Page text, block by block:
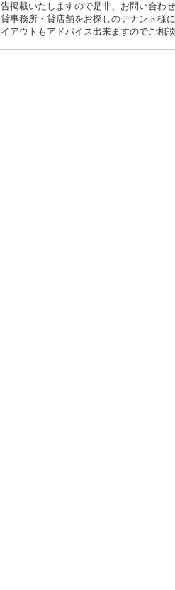
告掲載いたしますので是非、お問い合わ
貸事務所・貸店舗をお探しのテナント様
イアウトもアドバイス出来ますのでご相談